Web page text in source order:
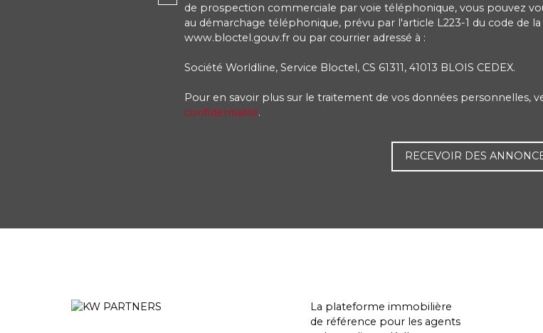
de prospection commerciale par voie téléphonique, vous pouvez
au démarchage téléphonique, prévu par l'article L223-1 du code de
www.bloctel.gouv.fr ou par courrier adressé à :
Société Worldline, Service Bloctel, CS 61311, 41013 BLOIS CEDEX.
Pour en savoir plus sur le traitement de vos données personnelles,
confidentialité.
RECEVOIR DES
La plateforme immobilière
de référence pour les agents